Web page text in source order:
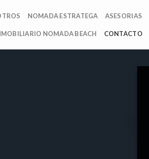
NOMADA ESTRATEGA ASESORIAS
NOMADA BEACH CONTACTO